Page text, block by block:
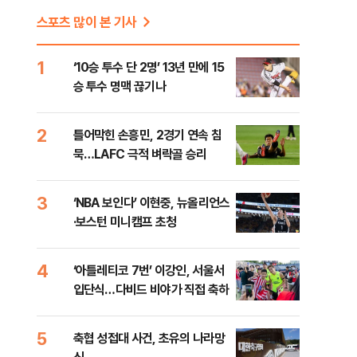
스포츠 많이 본 기사
1
‘10승 투수 단 2명’ 13년 만에 15
승 투수 명맥 끊기나
2
틀어막힌 손흥민, 2경기 연속 침
묵…LAFC 극적 벼락골 승리
3
‘NBA 보인다’ 이현중, 뉴올리언스
·보스턴 미니캠프 초청
4
‘아틀레티코 7번’ 이강인, 서울서
입단식…다비드 비야가 직접 축하
5
축협 성접대 사건, 초유의 나라망